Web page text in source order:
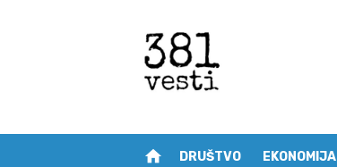
home DRUŠTVO EKONOMIJA